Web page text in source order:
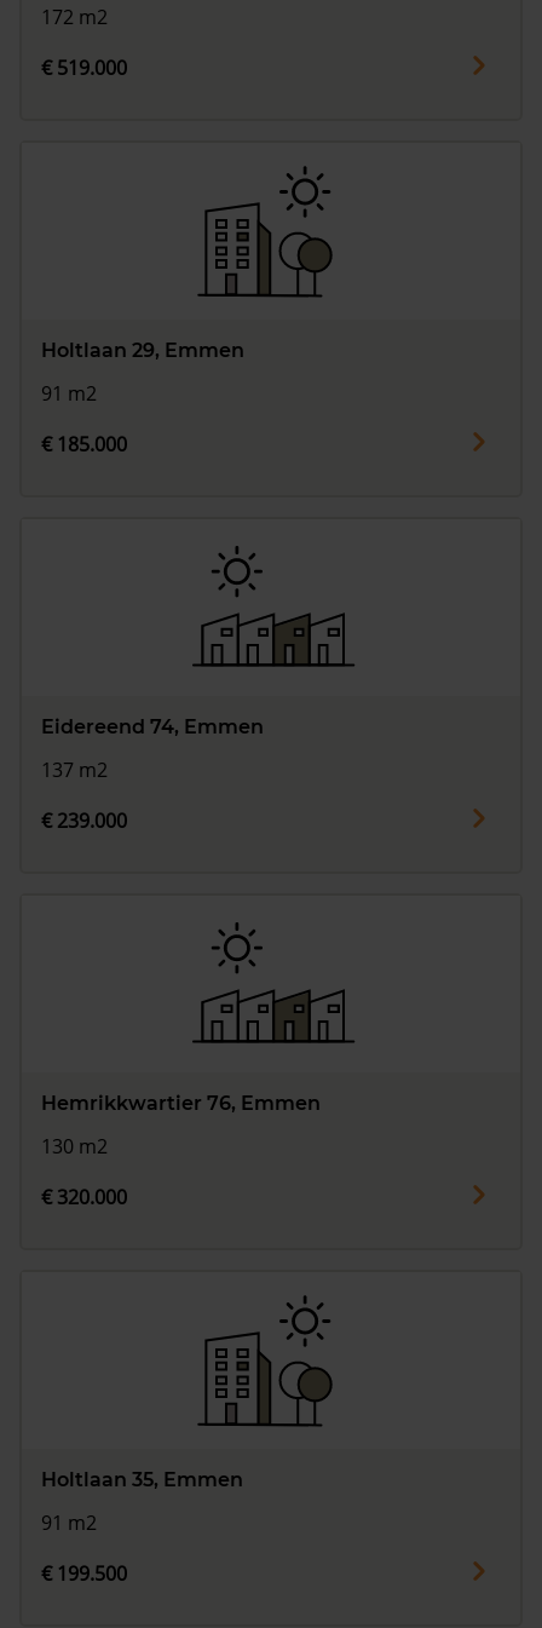
172 m2
€ 519.000
Holtlaan 29, Emmen
91 m2
€ 185.000
Eidereend 74, Emmen
137 m2
€ 239.000
Hemrikkwartier 76, Emmen
130 m2
€ 320.000
Holtlaan 35, Emmen
91 m2
€ 199.500